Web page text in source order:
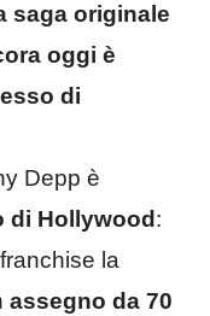
saga originale
oggi è
di
Depp è
di Hollywood :
la
assegno da 70